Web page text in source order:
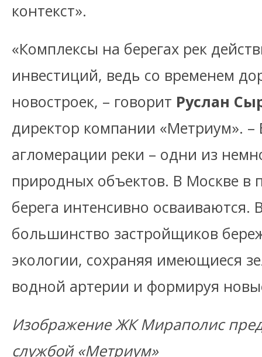
контекст».
«Комплексы на берегах рек
инвестиций, ведь со временем
новостроек, – говорит Руслан
директор компании «Метриум». –
агломерации реки – одни из
природных объектов. В Москве в
берега интенсивно осваиваются.
большинство застройщиков
экологии, сохраняя имеющиеся
водной артерии и формируя
Изображение ЖК Мираполис
службой «Метриум»